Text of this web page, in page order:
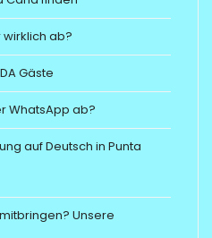
wirklich ab?
Gäste
WhatsApp ab?
auf Deutsch in Punta
Unsere